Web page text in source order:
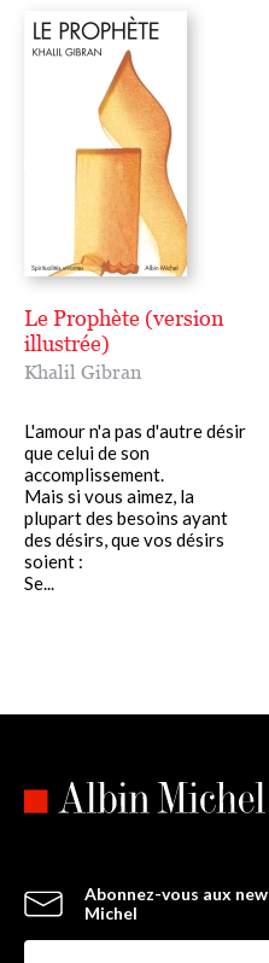
Le Prophète (version
illustrée)
Khalil Gibran
L'amour n'a pas d'autre désir
que celui de son
accomplissement.
Mais si vous aimez, la
plupart des besoins ayant
des désirs, que vos désirs
soient :
Se...
Abonnez-vous aux
Michel